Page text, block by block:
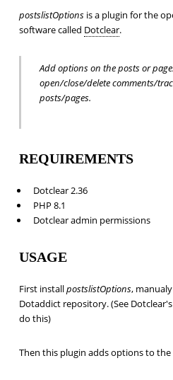
postslistOptionsis a plugin for the
software called Dotclear.
Add options on the posts or
open/close/delete comments/
posts/pages.
REQUIREMENTS
Dotclear 2.36
PHP 8.1
Dotclear admin permissions
USAGE
First installpostslistOptions,
Dotaddict repository. (See
do this)
Then this plugin adds options to